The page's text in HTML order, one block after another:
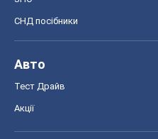
СНД посібники
Авто
Тест Драйв
Акції